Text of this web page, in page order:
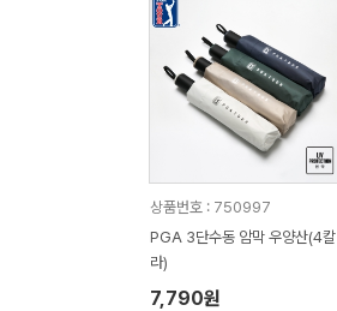
상품번호 : 750997
PGA 3단수동 암막 우양산(4칼
라)
7,790원